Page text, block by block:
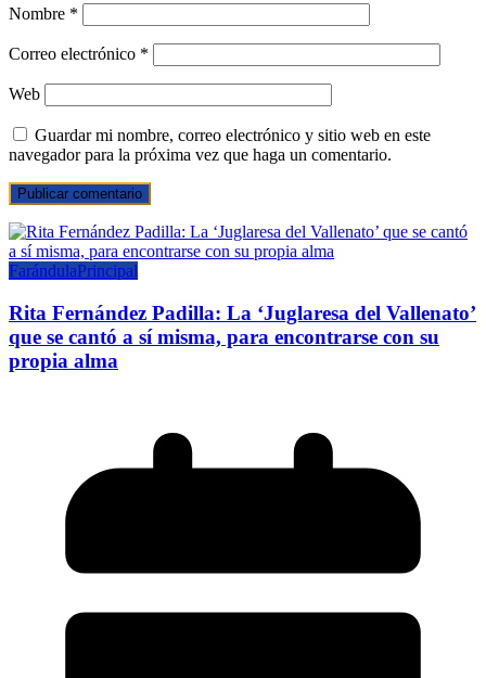
Nombre *
Correo electrónico *
Web
Guardar mi nombre, correo electrónico y sitio web en este
navegador para la próxima vez que haga un comentario.
FarándulaPrincipal
Rita Fernández Padilla: La ‘Juglaresa del Vallenato’
que se cantó a sí misma, para encontrarse con su
propia alma